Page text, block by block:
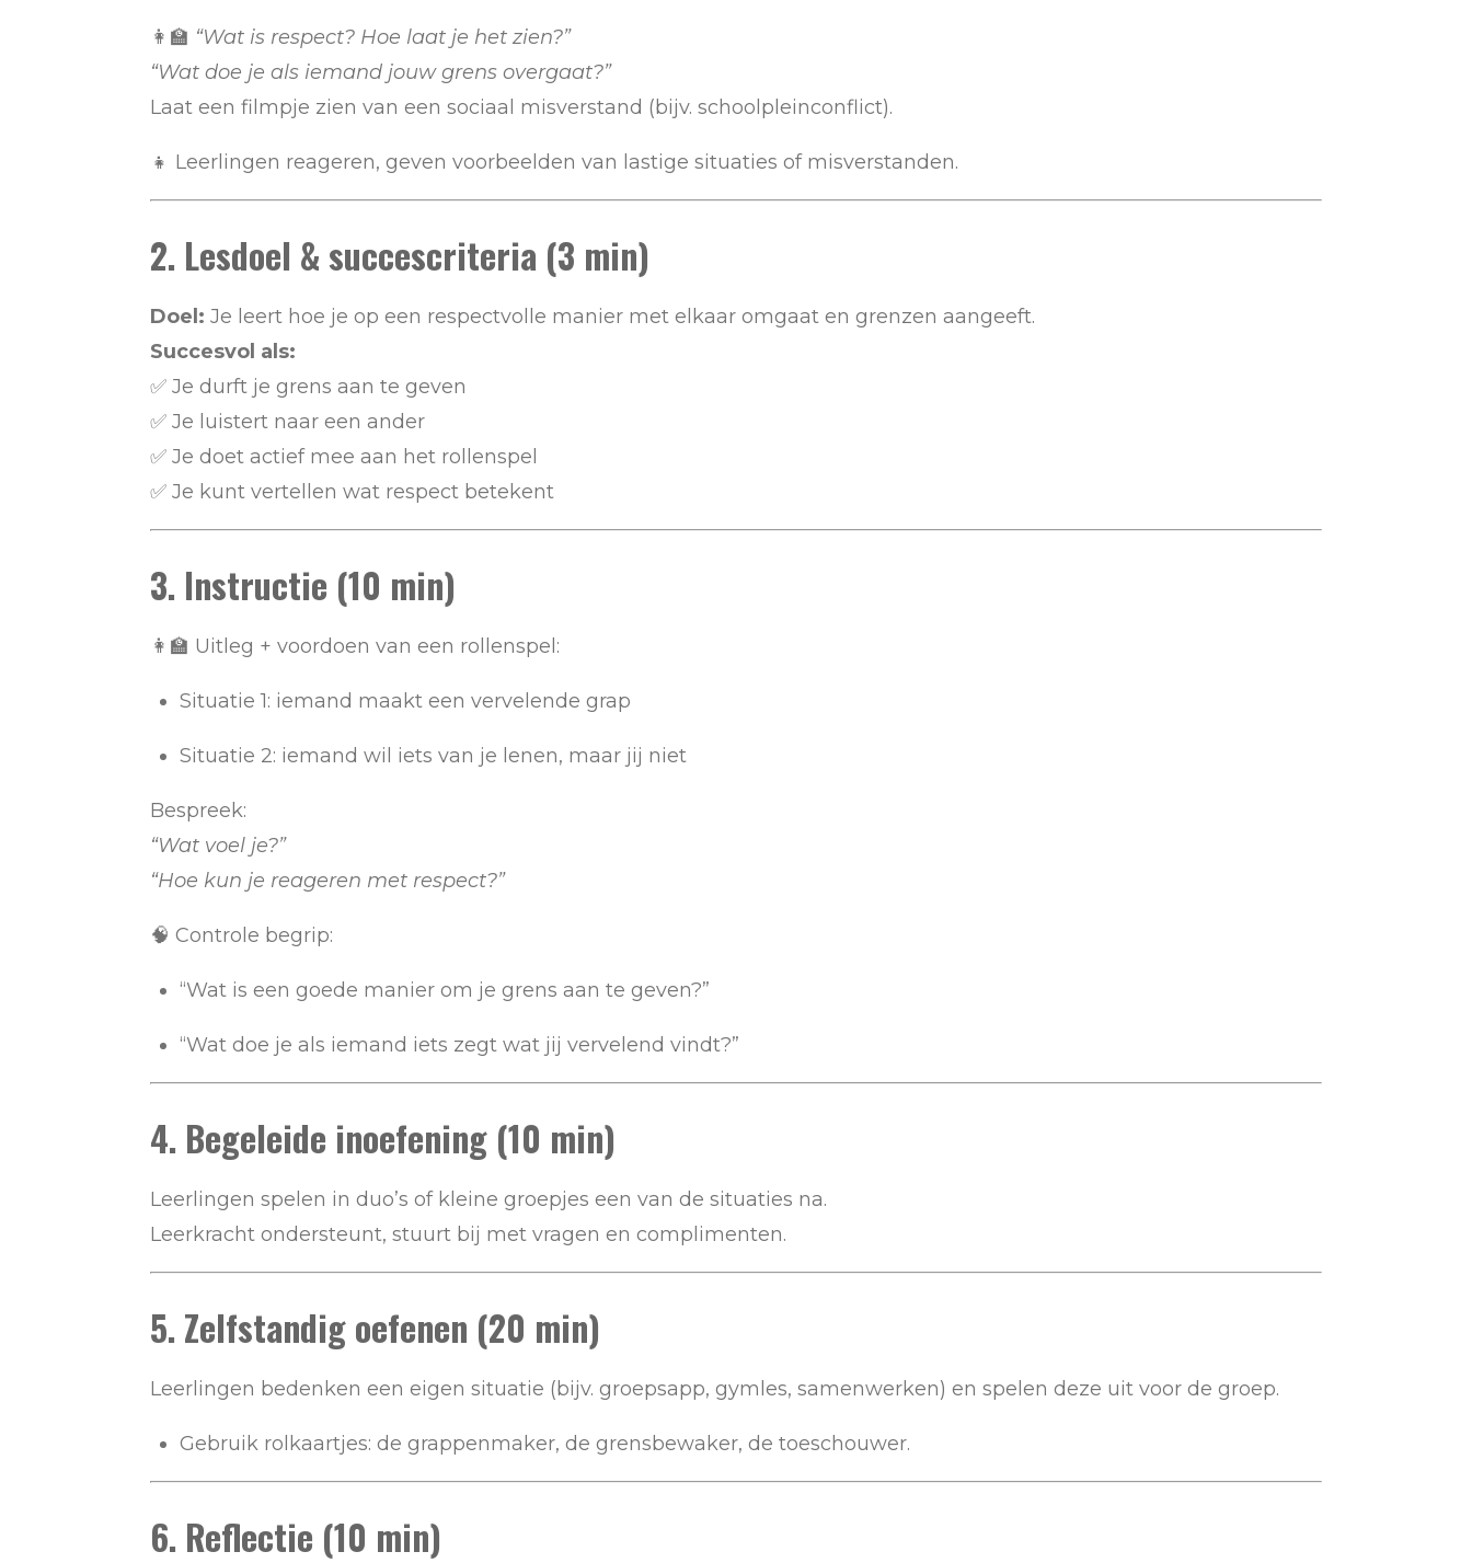
👩‍🏫 “Wat is respect? Hoe laat je het zien?”
“Wat doe je als iemand jouw grens overgaat?”
Laat een filmpje zien van een sociaal misverstand (bijv. schoolpleinconflict).
👧 Leerlingen reageren, geven voorbeelden van lastige situaties of misverstanden.
2. Lesdoel & succescriteria (3 min)
Doel: Je leert hoe je op een respectvolle manier met elkaar omgaat en grenzen aangeeft.
Succesvol als:
✅ Je durft je grens aan te geven
✅ Je luistert naar een ander
✅ Je doet actief mee aan het rollenspel
✅ Je kunt vertellen wat respect betekent
3. Instructie (10 min)
👩‍🏫 Uitleg + voordoen van een rollenspel:
Situatie 1: iemand maakt een vervelende grap
Situatie 2: iemand wil iets van je lenen, maar jij niet
Bespreek:
“Wat voel je?”
“Hoe kun je reageren met respect?”
🧠 Controle begrip:
“Wat is een goede manier om je grens aan te geven?”
“Wat doe je als iemand iets zegt wat jij vervelend vindt?”
4. Begeleide inoefening (10 min)
Leerlingen spelen in duo’s of kleine groepjes een van de situaties na.
Leerkracht ondersteunt, stuurt bij met vragen en complimenten.
5. Zelfstandig oefenen (20 min)
Leerlingen bedenken een eigen situatie (bijv. groepsapp, gymles, samenwerken) en spelen deze uit voor de groep.
Gebruik rolkaartjes: de grappenmaker, de grensbewaker, de toeschouwer.
6. Reflectie (10 min)